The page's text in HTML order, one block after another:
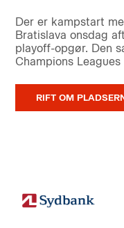
Der er kampstart
Bratislava onsdag
playoff-opgør. Den
Champions Leagues
RIFT OM